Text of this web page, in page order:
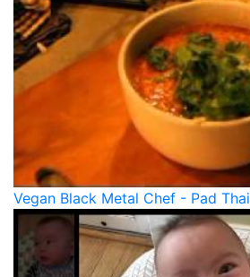
Vegan Black Metal Chef - Pad Thai